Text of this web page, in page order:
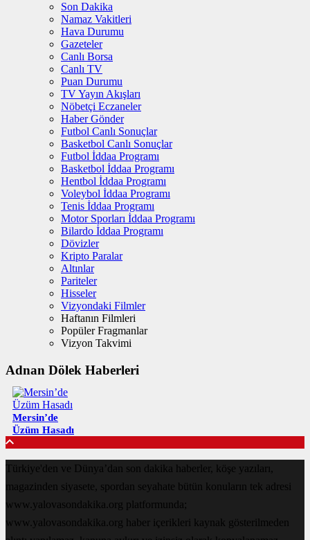
Son Dakika
Namaz Vakitleri
Hava Durumu
Gazeteler
Canlı Borsa
Canlı TV
Puan Durumu
TV Yayın Akışları
Nöbetçi Eczaneler
Haber Gönder
Futbol Canlı Sonuçlar
Basketbol Canlı Sonuçlar
Futbol İddaa Programı
Basketbol İddaa Programı
Hentbol İddaa Programı
Voleybol İddaa Programı
Tenis İddaa Programı
Motor Sporları İddaa Programı
Bilardo İddaa Programı
Dövizler
Kripto Paralar
Altınlar
Pariteler
Hisseler
Vizyondaki Filmler
Haftanın Filmleri
Popüler Fragmanlar
Vizyon Takvimi
Adnan Dölek Haberleri
Mersin’de
Üzüm Hasadı
Türkiye'den ve Dünya’dan son dakika haberler, köşe yazıları,
magazinden siyasete, spordan seyahate bütün konuların tek adresi
www.yalovasondakika.org platformunda;
www.yalovasondakika.org haber içerikleri kaynak gösterilmeden